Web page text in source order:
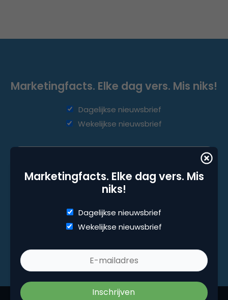
Marketingfacts. Elke dag vers. Mis
niks!
Dagelijkse nieuwsbrief
Wekelijkse nieuwsbrief
Marketingfacts. Elke dag vers. Mis niks!
Dagelijkse nieuwsbrief
Wekelijkse nieuwsbrief